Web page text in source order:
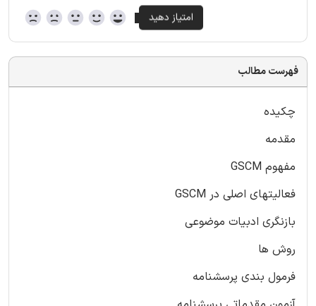
فهرست مطالب
چکیده
مقدمه
مفهوم GSCM
فعالیتهای اصلی در GSCM
بازنگری ادبیات موضوعی
روش ها
فرمول بندی پرسشنامه